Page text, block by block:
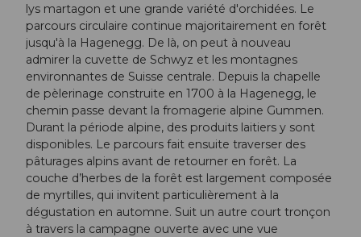
lys martagon et une grande variété d'orchidées. Le
parcours circulaire continue majoritairement en forêt
jusqu'à la Hagenegg. De là, on peut à nouveau
admirer la cuvette de Schwyz et les montagnes
environnantes de Suisse centrale. Depuis la chapelle
de pèlerinage construite en 1700 à la Hagenegg, le
chemin passe devant la fromagerie alpine Gummen.
Durant la période alpine, des produits laitiers y sont
disponibles. Le parcours fait ensuite traverser des
pâturages alpins avant de retourner en forêt. La
couche d’herbes de la forêt est largement composée
de myrtilles, qui invitent particulièrement à la
dégustation en automne. Suit un autre court tronçon
à travers la campagne ouverte avec une vue